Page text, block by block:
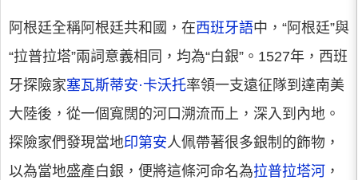
阿根廷全稱阿根廷共和國，在西班牙語中，“阿根廷”與
“拉普拉塔”兩詞意義相同，均為“白銀”。1527年，西班
牙探險家塞瓦斯蒂安·卡沃托率領一支遠征隊到達南美
大陸後，從一個寬闊的河口溯流而上，深入到內地。
探險家們發現當地印第安人佩帶著很多銀制的飾物，
以為當地盛產白銀，便將這條河命名為拉普拉塔河 ，